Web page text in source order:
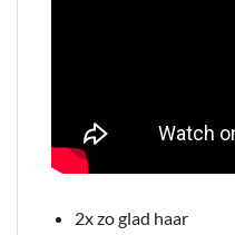
2x zo glad haar